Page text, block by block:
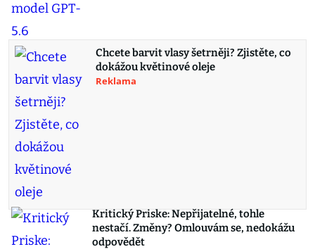
Chcete barvit vlasy šetrněji? Zjistěte, co
dokážou květinové oleje
Reklama
Kritický Priske: Nepřijatelné, tohle
nestačí. Změny? Omlouvám se, nedokážu
odpovědět